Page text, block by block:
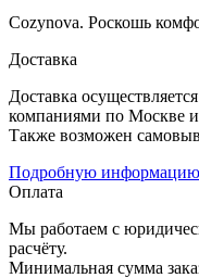
Cozynova. Роскошь
Доставка
Доставка
компаниями по Москве
Также возможен
Подробную информацию
Оплата
Мы работаем с
расчёту.
Минимальная сумма